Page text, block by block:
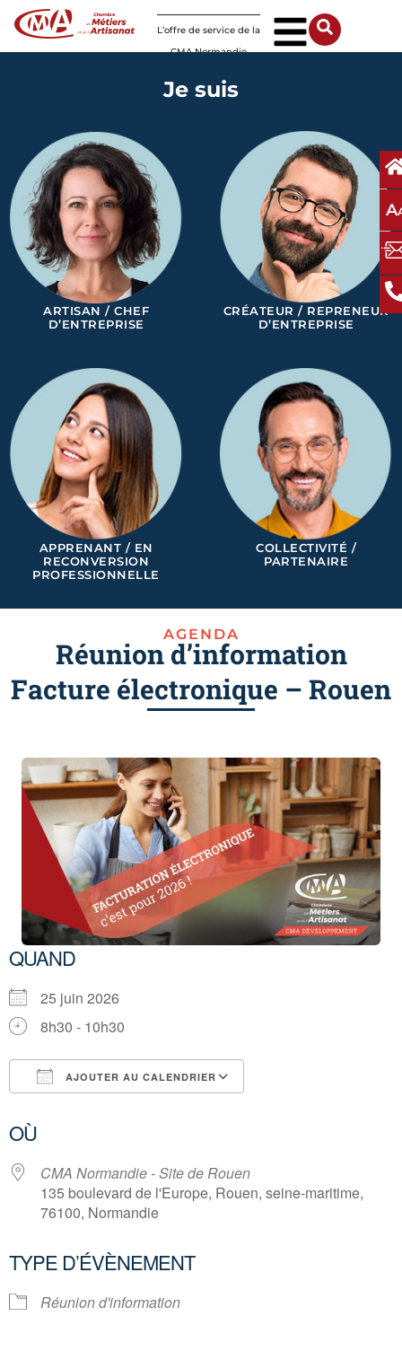
L’offre de service de la
CMA Normandie
A
Je suis
ARTISAN / CHEF
D’ENTREPRISE
CRÉATEUR / REPRENEUR
D’ENTREPRISE
APPRENANT / EN
RECONVERSION
PROFESSIONNELLE
COLLECTIVITÉ /
PARTENAIRE
AGENDA
Réunion d’information
Facture électronique – Rouen
QUAND
25 juin 2026
8h30 - 10h30
AJOUTER AU CALENDRIER
OÙ
CMA Normandie - Site de Rouen
135 boulevard de l'Europe, Rouen, seine-maritime,
76100, Normandie
TYPE D’ÉVÈNEMENT
Réunion d'information
Panneau de gestion des cookies